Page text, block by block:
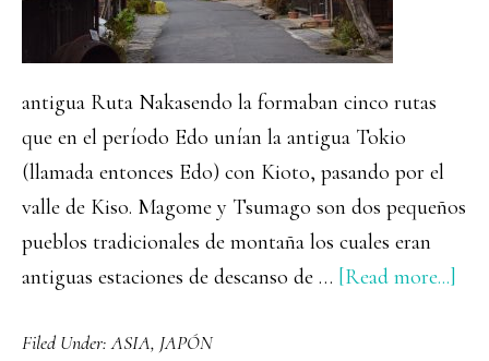
antigua Ruta Nakasendo la formaban cinco rutas
que en el período Edo unían la antigua Tokio
(llamada entonces Edo) con Kioto, pasando por el
valle de Kiso. Magome y Tsumago son dos pequeños
pueblos tradicionales de montaña los cuales eran
antiguas estaciones de descanso de … [Read more...]
Filed Under:ASIA, JAPÓN